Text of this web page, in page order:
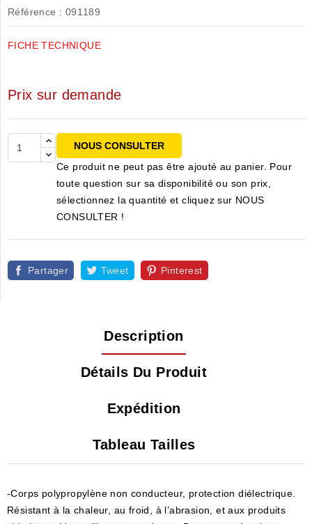
Référence : 091189
FICHE TECHNIQUE
Prix sur demande
NOUS CONSULTER
Ce produit ne peut pas être ajouté au panier. Pour
toute question sur sa disponibilité ou son prix,
sélectionnez la quantité et cliquez sur NOUS
CONSULTER !
Partager Tweet Pinterest
Description
Détails Du Produit
Expédition
Tableau Tailles
-Corps polypropylène non conducteur, protection diélectrique.
Résistant à la chaleur, au froid, à l’abrasion, et aux produits